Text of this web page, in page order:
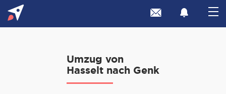
Umzug von
Hasselt nach Genk